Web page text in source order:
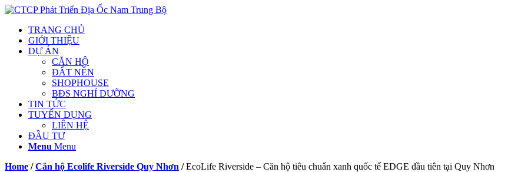
TRANG CHỦ
GIỚI THIỆU
DỰ ÁN
CĂN HỘ
ĐẤT NỀN
SHOPHOUSE
BĐS NGHỈ DƯỠNG
TIN TỨC
TUYỂN DỤNG
LIÊN HỆ
ĐẦU TƯ
Menu Menu
Home /Căn hộ Ecolife Riverside Quy Nhơn /EcoLife Riverside – Căn hộ tiêu chuẩn xanh quốc tế EDGE đầu tiên tại Quy Nhơn